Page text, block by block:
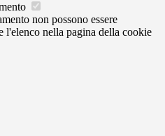
non possono essere
l'elenco nella pagina della cookie